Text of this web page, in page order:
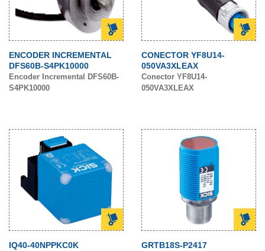
ENCODER INCREMENTAL
DFS60B-S4PK10000
Encoder Incremental DFS60B-
S4PK10000
CONECTOR YF8U14-
050VA3XLEAX
Conector YF8U14-
050VA3XLEAX
IQ40-40NPPKC0K GRTB18S-P2417